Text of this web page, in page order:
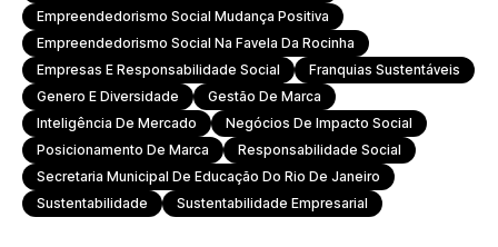
Empreendedorismo Social Mudança Positiva
Empreendedorismo Social Na Favela Da Rocinha
Empresas E Responsabilidade Social
Franquias Sustentáveis
Genero E Diversidade
Gestão De Marca
Inteligência De Mercado
Negócios De Impacto Social
Posicionamento De Marca
Responsabilidade Social
Secretaria Municipal De Educação Do Rio De Janeiro
Sustentabilidade
Sustentabilidade Empresarial